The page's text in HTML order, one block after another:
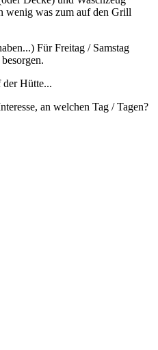
wenig was zum auf den Grill
Für Freitag / Samstag
Hütte...
an welchen Tag / Tagen?